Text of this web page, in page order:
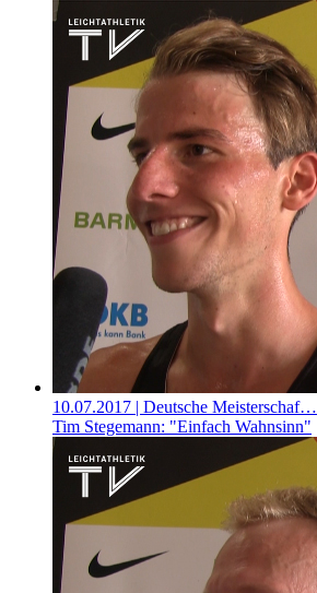
10.07.2017 | Deutsche Meisterschaf…
Tim Stegemann: "Einfach Wahnsinn"